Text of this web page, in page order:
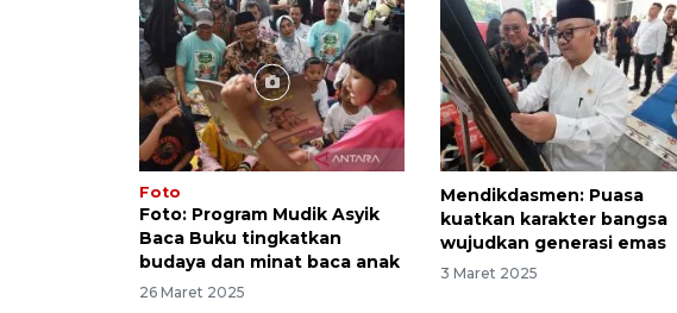
Foto
Foto: Program Mudik Asyik
Baca Buku tingkatkan
budaya dan minat baca anak
26 Maret 2025
Mendikdasmen: Puasa
kuatkan karakter bangsa
wujudkan generasi emas
3 Maret 2025